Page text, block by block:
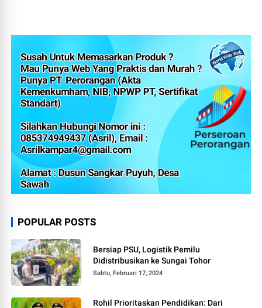
POPULAR POSTS
Bersiap PSU, Logistik Pemilu
Didistribusikan ke Sungai Tohor
Sabtu, Februari 17, 2024
Rohil Prioritaskan Pendidikan: Dari